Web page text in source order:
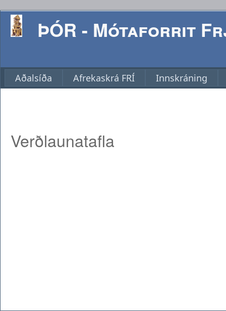
ÞÓR - Mótaforrit
Aðalsíða Afrekaskrá FRÍ Innskráning
Verðlaunatafla